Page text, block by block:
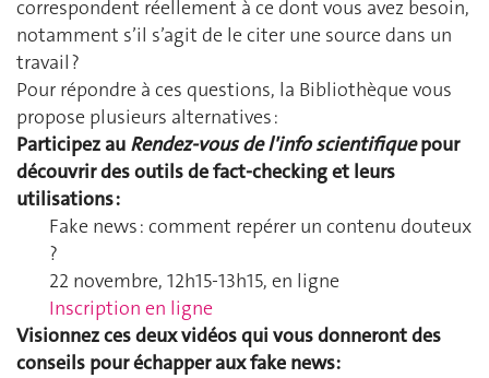
correspondent réellement à ce dont vous avez besoin,
notamment s’il s’agit de le citer une source dans un
travail ?
Pour répondre à ces questions, la Bibliothèque vous
propose plusieurs alternatives :
Participez au Rendez-vous de l'info scientifiquepour
découvrir des outils de fact-checking et leurs
utilisations :
Fake news : comment repérer un contenu douteux
?
22 novembre, 12h15-13h15, en ligne
Inscription en ligne
Visionnez ces deux vidéos qui vous donneront des
conseils pour échapper aux fake news: